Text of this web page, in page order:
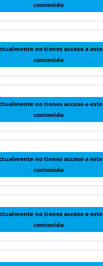
contenido
no tienes acceso a este
contenido
no tienes acceso a este
contenido
no tienes acceso a este
contenido
no tienes acceso a este
contenido